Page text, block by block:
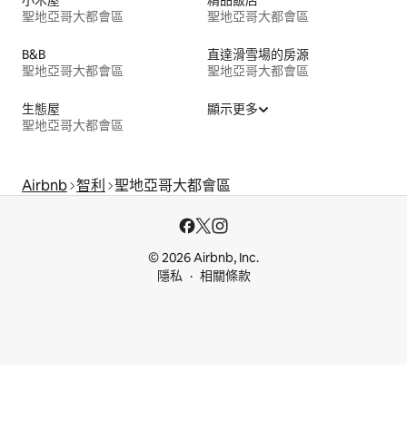
聖地亞哥大都會區
聖地亞哥大都會區
B&B
聖地亞哥大都會區
直達滑雪場的房源
聖地亞哥大都會區
生態屋
聖地亞哥大都會區
顯示更多
Airbnb 智利 聖地亞哥大都會區
© 2026 Airbnb, Inc.
隱私
相關條款